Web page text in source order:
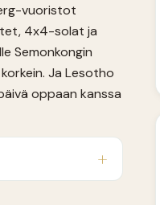
vuoristot
4x4-solat ja
Semonkongin
Ja Lesotho
oppaan kanssa